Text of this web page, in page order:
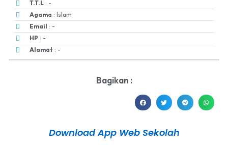
T.T.L : -
Agama : Islam
Email : -
HP : -
Alamat : -
Bagikan :
Download App Web Sekolah